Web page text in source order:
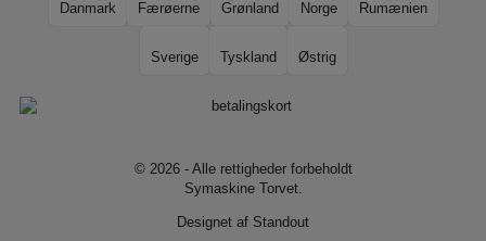
Danmark Færøerne Grønland Norge Rumænien
Sverige Tyskland Østrig
© 2026 - Alle rettigheder forbeholdt
Symaskine Torvet.
Designet af Standout